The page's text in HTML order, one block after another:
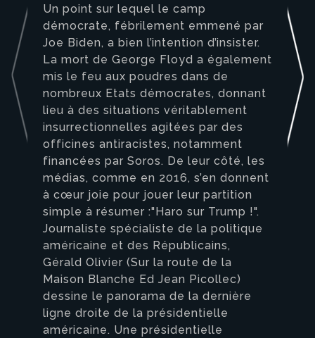
Un point sur lequel le camp
démocrate, fébrilement emmené par
Joe Biden, a bien l’intention d’insister.
La mort de George Floyd a également
mis le feu aux poudres dans de
nombreux Etats démocrates, donnant
lieu à des situations véritablement
insurrectionnelles agitées par des
officines antiracistes, notamment
financées par Soros. De leur côté, les
médias, comme en 2016, s’en donnent
à cœur joie pour jouer leur partition
simple à résumer :"Haro sur Trump !".
Journaliste spécialiste de la politique
américaine et des Républicains,
Gérald Olivier (Sur la route de la
Maison Blanche Ed Jean Picollec)
dessine le panorama de la dernière
ligne droite de la présidentielle
américaine. Une présidentielle